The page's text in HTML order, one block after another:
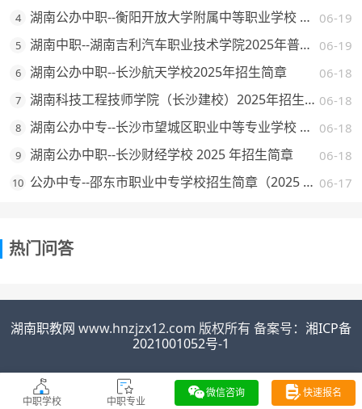
4 06-19
湖南公办中职--衡阳开放大学附属中等职业学校 2025 年招生简章
5 06-19
湖南中职--湖南吉利汽车职业技术学院2025年普通高校招生章程
6 06-18
湖南公办中职--长沙航天学校2025年招生简章
7 06-18
湖南科技工程技师学院（长沙建校）2025年招生简章
8 06-18
湖南公办中专--长沙市望城区职业中等专业学校 2025 年招生简章
9 06-18
湖南公办中职--长沙财经学校 2025 年招生简章
10 06-17
公办中专--邵东市职业中专学校招生简章（2025 年）
热门问答
湖南职教网 www.hnzjzx12.com 版权所有 备案号： 湘ICP备
2021001052号-1
中职学校 中职专业
微信咨询 快速报名